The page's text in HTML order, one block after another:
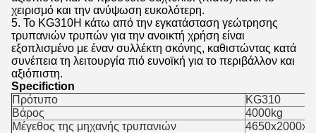
χειρισμό και την ανύψωση ευκολότερη.
5. Το KG310H κάτω από την εγκατάσταση γεώτρησης
τρυπανιών τρυπών για την ανοικτή χρήση είναι
εξοπλισμένο με έναν συλλέκτη σκόνης, καθιστώντας κατά
συνέπεια τη λειτουργία πιό ευνοϊκή για το περιβάλλον και
αξιόπιστη.
Specifiction
Πρότυπο
KG310
Βάρος
4000kg
Μέγεθος της μηχανής τρυπανιών